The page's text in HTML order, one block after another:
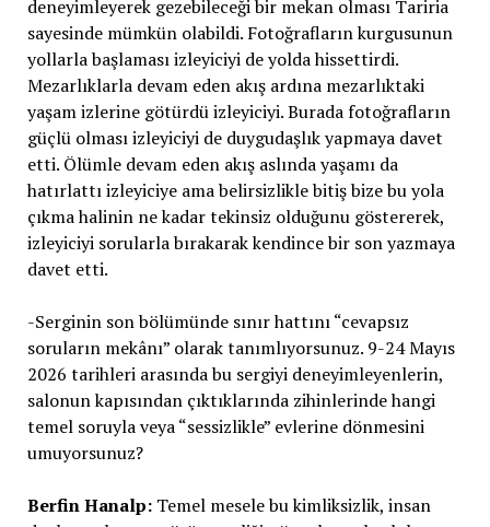
deneyimleyerek gezebileceği bir mekan olması Tariria
sayesinde mümkün olabildi. Fotoğrafların kurgusunun
yollarla başlaması izleyiciyi de yolda hissettirdi.
Mezarlıklarla devam eden akış ardına mezarlıktaki
yaşam izlerine götürdü izleyiciyi. Burada fotoğrafların
güçlü olması izleyiciyi de duygudaşlık yapmaya davet
etti. Ölümle devam eden akış aslında yaşamı da
hatırlattı izleyiciye ama belirsizlikle bitiş bize bu yola
çıkma halinin ne kadar tekinsiz olduğunu göstererek,
izleyiciyi sorularla bırakarak kendince bir son yazmaya
davet etti.
-Serginin son bölümünde sınır hattını “cevapsız
soruların mekânı” olarak tanımlıyorsunuz. 9-24 Mayıs
2026 tarihleri arasında bu sergiyi deneyimleyenlerin,
salonun kapısından çıktıklarında zihinlerinde hangi
temel soruyla veya “sessizlikle” evlerine dönmesini
umuyorsunuz?
Berfin Hanalp:Temel mesele bu kimliksizlik, insan